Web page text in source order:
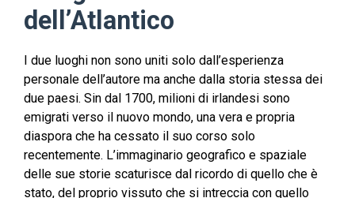
dell’Atlantico
I due luoghi non sono uniti solo dall’esperienza
personale dell’autore ma anche dalla storia stessa dei
due paesi. Sin dal 1700, milioni di irlandesi sono
emigrati verso il nuovo mondo, una vera e propria
diaspora che ha cessato il suo corso solo
recentemente. L’immaginario geografico e spaziale
delle sue storie scaturisce dal ricordo di quello che è
stato, del proprio vissuto che si intreccia con quello